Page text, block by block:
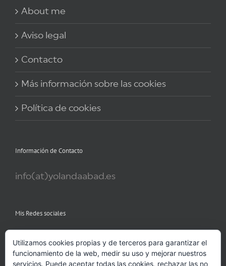
About me
Aviso legal
Contacto
Más información sobre las cookies
Política de cookies
Información de Contacto
info(at)yolandaabad.es
Mis Redes sociales
Utilizamos cookies propias y de terceros para garantizar el
funcionamiento de la web, medir su uso y mejorar nuestros
servicios. Puede aceptar todas las cookies, rechazar las no